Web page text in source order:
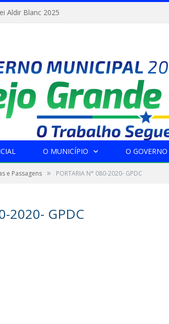
Aldir Blanc 2025
O MUNICÍPIO O GOVERNO
e Passagens » PORTARIA N° 080-2020- GPDC
2020- GPDC